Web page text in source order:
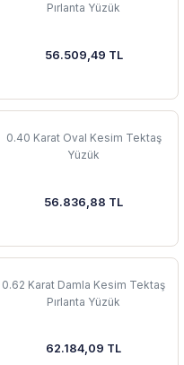
Pırlanta Yüzük
56.509,49 TL
0.40 Karat Oval Kesim Tektaş
Yüzük
56.836,88 TL
0.62 Karat Damla Kesim Tektaş
Pırlanta Yüzük
62.184,09 TL